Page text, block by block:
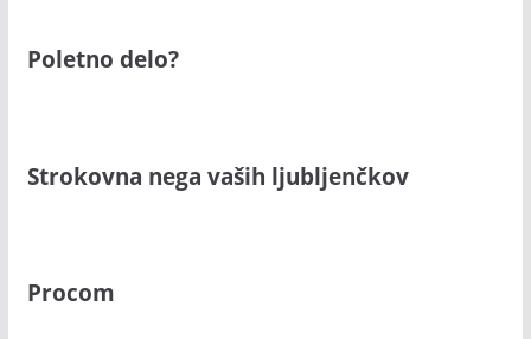
Poletno delo?
Strokovna nega vaših ljubljenčkov
Procom